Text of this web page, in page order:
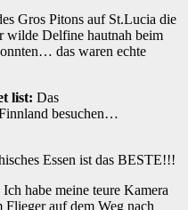
Gros Pitons auf St.Lucia die
wilde Delfine hautnah beim
das waren echte
list: Das
besuchen…
Essen ist das BESTE!!!
Ich habe meine teure Kamera
auf dem Weg nach